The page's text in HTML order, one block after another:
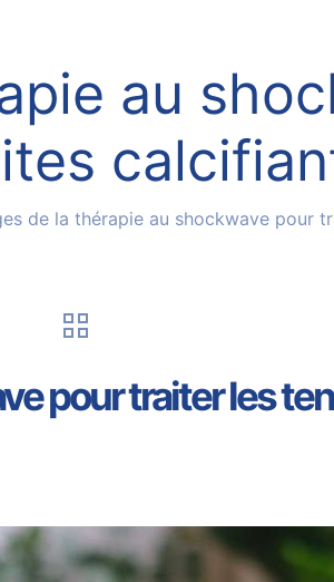
au
de la thérapie au shockwave pour
pour traiter les